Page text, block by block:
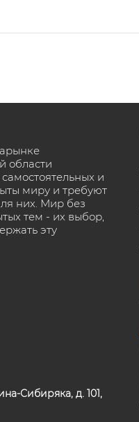
области
и
миру и требуют
них. Мир без
тем - их выбор,
эту
Сибиряка, д. 101,